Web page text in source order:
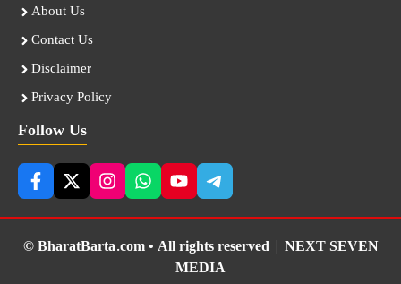
About Us
Contact Us
Disclaimer
Privacy Policy
Follow Us
© BharatBarta.com • All rights reserved | NEXT SEVEN
MEDIA